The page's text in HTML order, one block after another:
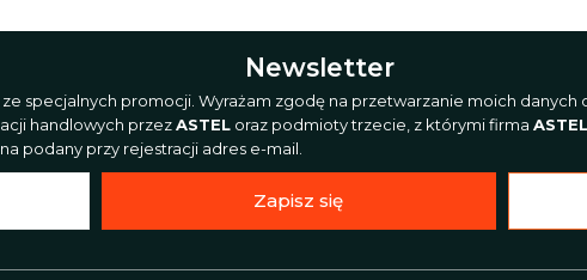
Newsletter
specjalnych promocji. Wyrażam zgodę na przetwarzanie moich
handlowych przezASTEL oraz podmioty trzecie, z którymi firma ASTEL
podany przy rejestracji adres e-mail.
Zapisz się